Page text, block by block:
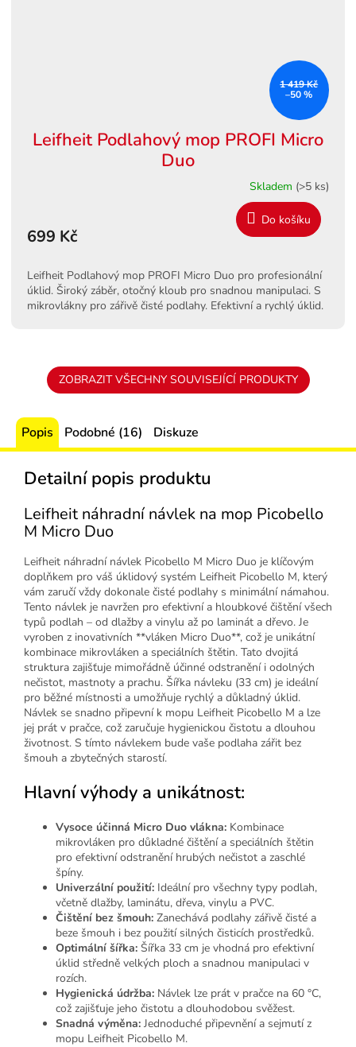
1 419 Kč
–50 %
Leifheit Podlahový mop PROFI Micro
Duo
Skladem (>5 ks)
699 Kč
Do košíku
Leifheit Podlahový mop PROFI Micro Duo pro profesionální
úklid. Široký záběr, otočný kloub pro snadnou manipulaci. S
mikrovlákny pro zářivě čisté podlahy. Efektivní a rychlý úklid.
ZOBRAZIT VŠECHNY SOUVISEJÍCÍ PRODUKTY
Popis Podobné (16) Diskuze
Detailní popis produktu
Leifheit náhradní návlek na mop Picobello
M Micro Duo
Leifheit náhradní návlek Picobello M Micro Duo je klíčovým
doplňkem pro váš úklidový systém Leifheit Picobello M, který
vám zaručí vždy dokonale čisté podlahy s minimální námahou.
Tento návlek je navržen pro efektivní a hloubkové čištění všech
typů podlah – od dlažby a vinylu až po laminát a dřevo. Je
vyroben z inovativních **vláken Micro Duo**, což je unikátní
kombinace mikrovláken a speciálních štětin. Tato dvojitá
struktura zajišťuje mimořádně účinné odstranění i odolných
nečistot, mastnoty a prachu. Šířka návleku (33 cm) je ideální
pro běžné místnosti a umožňuje rychlý a důkladný úklid.
Návlek se snadno připevní k mopu Leifheit Picobello M a lze
jej prát v pračce, což zaručuje hygienickou čistotu a dlouhou
životnost. S tímto návlekem bude vaše podlaha zářit bez
šmouh a zbytečných starostí.
Hlavní výhody a unikátnost:
Vysoce účinná Micro Duo vlákna: Kombinace
mikrovláken pro důkladné čištění a speciálních štětin
pro efektivní odstranění hrubých nečistot a zaschlé
špíny.
Univerzální použití: Ideální pro všechny typy podlah,
včetně dlažby, laminátu, dřeva, vinylu a PVC.
Čištění bez šmouh: Zanechává podlahy zářivě čisté a
beze šmouh i bez použití silných čisticích prostředků.
Optimální šířka: Šířka 33 cm je vhodná pro efektivní
úklid středně velkých ploch a snadnou manipulaci v
rozích.
Hygienická údržba: Návlek lze prát v pračce na 60 °C,
což zajišťuje jeho čistotu a dlouhodobou svěžest.
Snadná výměna: Jednoduché připevnění a sejmutí z
mopu Leifheit Picobello M.